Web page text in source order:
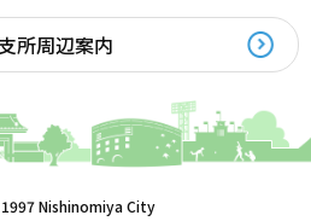
所周辺案内
Nishinomiya City